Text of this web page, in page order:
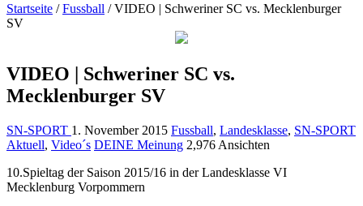
Startseite / Fussball / VIDEO | Schweriner SC vs. Mecklenburger
SV
VIDEO | Schweriner SC vs.
Mecklenburger SV
SN-SPORT 1. November 2015 Fussball, Landesklasse, SN-SPORT
Aktuell, Video´s DEINE Meinung 2,976 Ansichten
10.Spieltag der Saison 2015/16 in der Landesklasse VI
Mecklenburg Vorpommern